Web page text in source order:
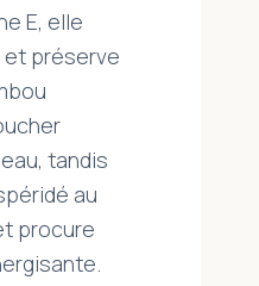
E, elle
préserve
tandis
au
procure